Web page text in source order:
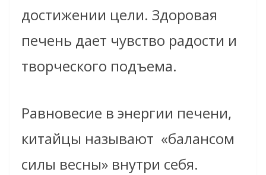
достижении цели. Здоровая
печень дает чувство радости и
творческого подъема.
Равновесие в энергии печени,
китайцы называют «балансом
силы весны» внутри себя.